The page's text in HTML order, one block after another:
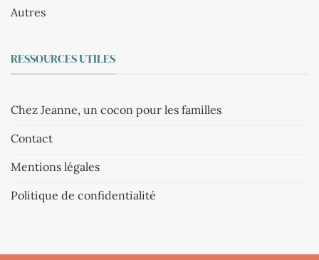
Autres
RESSOURCES UTILES
Chez Jeanne, un cocon pour les familles
Contact
Mentions légales
Politique de confidentialité